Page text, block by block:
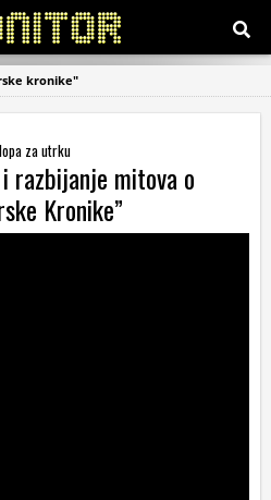
kronike"
za utrku
razbijanje mitova o
Kronike”